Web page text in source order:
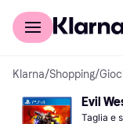
Per il tuo shopping
Klarna/Shopping/
Evil
Taglia e